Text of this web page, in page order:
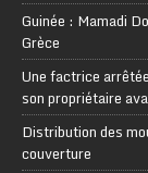
Guinée : Mamadi
Grèce
Une factrice
son propriétaire
Distribution des
couverture